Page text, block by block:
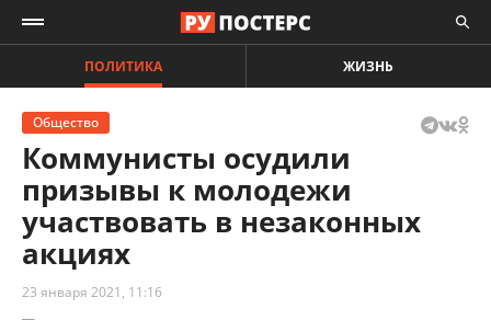
ПОЛИТИКА ЖИЗНЬ
Общество
Коммунисты осудили
призывы к молодежи
участвовать в незаконных
акциях
23 января 2021, 11:16